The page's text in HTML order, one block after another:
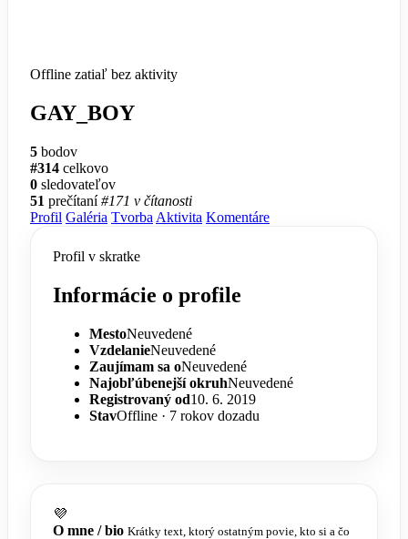
Offline zatiaľ bez aktivity
GAY_BOY
5 bodov
#314 celkovo
0 sledovateľov
51 prečítaní #171 v čítanosti
Profil Galéria Tvorba Aktivita Komentáre
Profil v skratke
Informácie o profile
MestoNeuvedené
VzdelanieNeuvedené
Zaujímam sa oNeuvedené
Najobľúbenejší okruhNeuvedené
Registrovaný od10. 6. 2019
StavOffline · 7 rokov dozadu
💜
O mne / bio Krátky text, ktorý ostatným povie, kto si a čo